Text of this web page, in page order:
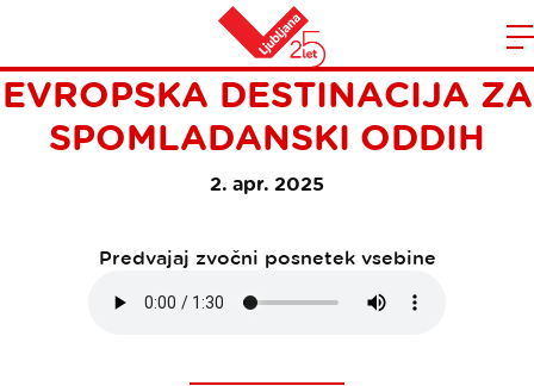
Domov
LJUBLJANA JE NAJBOLJŠA
EVROPSKA DESTINACIJA ZA
SPOMLADANSKI ODDIH
2. apr. 2025
Predvajaj zvočni posnetek vsebine